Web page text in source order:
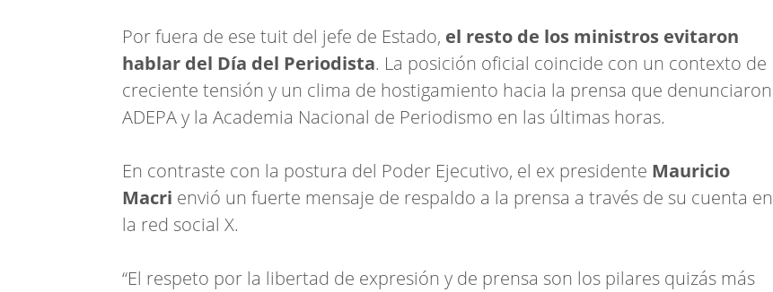
Por fuera de ese tuit del jefe de Estado, el resto de los ministros evitaron
hablar del Día del Periodista. La posición oficial coincide con un contexto de
creciente tensión y un clima de hostigamiento hacia la prensa que denunciaron
ADEPA y la Academia Nacional de Periodismo en las últimas horas.
En contraste con la postura del Poder Ejecutivo, el ex presidente Mauricio
Macri envió un fuerte mensaje de respaldo a la prensa a través de su cuenta en
la red social X.
“El respeto por la libertad de expresión y de prensa son los pilares quizás más